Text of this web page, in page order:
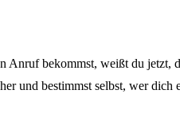
bekommst, weißt du jetzt,
und bestimmst selbst, wer dich